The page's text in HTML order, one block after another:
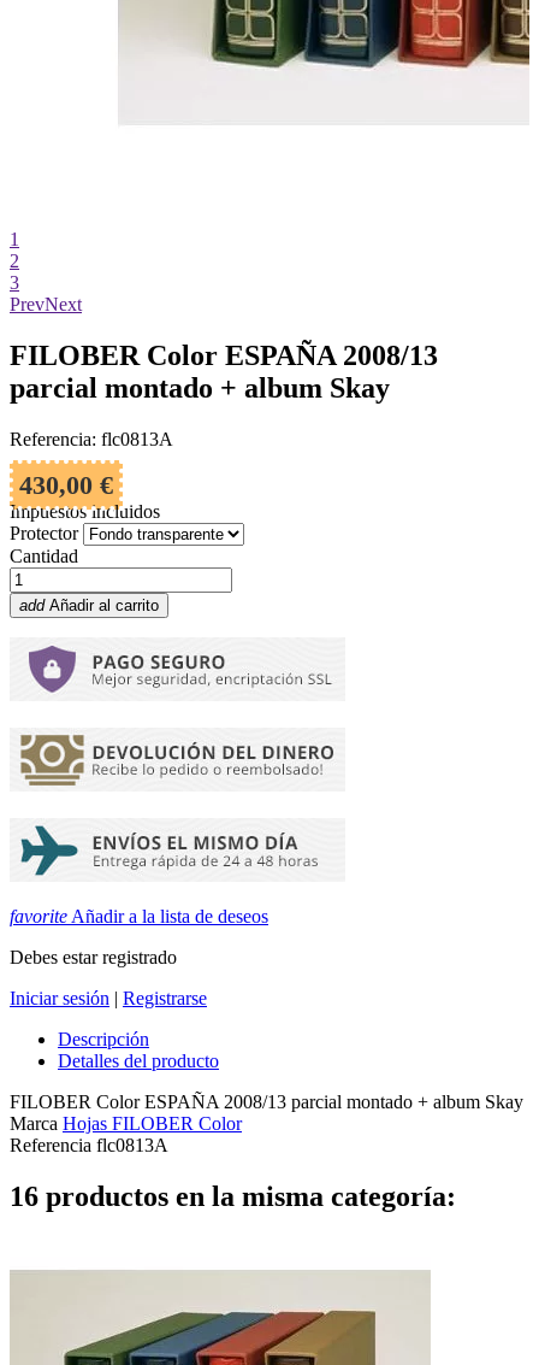
1
2
3
PrevNext
FILOBER Color ESPAÑA 2008/13
parcial montado + album Skay
Referencia: flc0813A
430,00 €
Impuestos incluidos
Protector
Cantidad
add Añadir al carrito
favorite Añadir a la lista de deseos
Debes estar registrado
Iniciar sesión | Registrarse
Descripción
Detalles del producto
FILOBER Color ESPAÑA 2008/13 parcial montado + album Skay
Marca Hojas FILOBER Color
Referencia flc0813A
16 productos en la misma categoría: